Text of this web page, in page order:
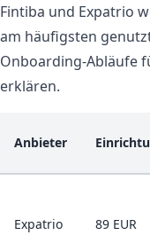
Fintiba und Expatrio
am häufigsten
Onboarding-Abläufe
erklären.
Anbieter
Expatrio 89 EUR